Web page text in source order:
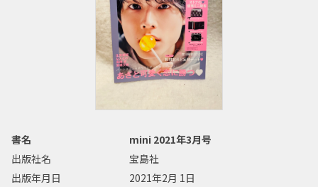
書名
mini 2021年3月号
出版社名
宝島社
出版年月日
2021年2月 1日